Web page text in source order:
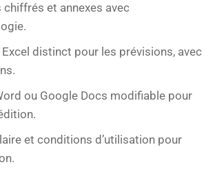
chiffrés et annexes avec
distinct pour les prévisions, avec
ou Google Docs modifiable pour
et conditions d’utilisation pour